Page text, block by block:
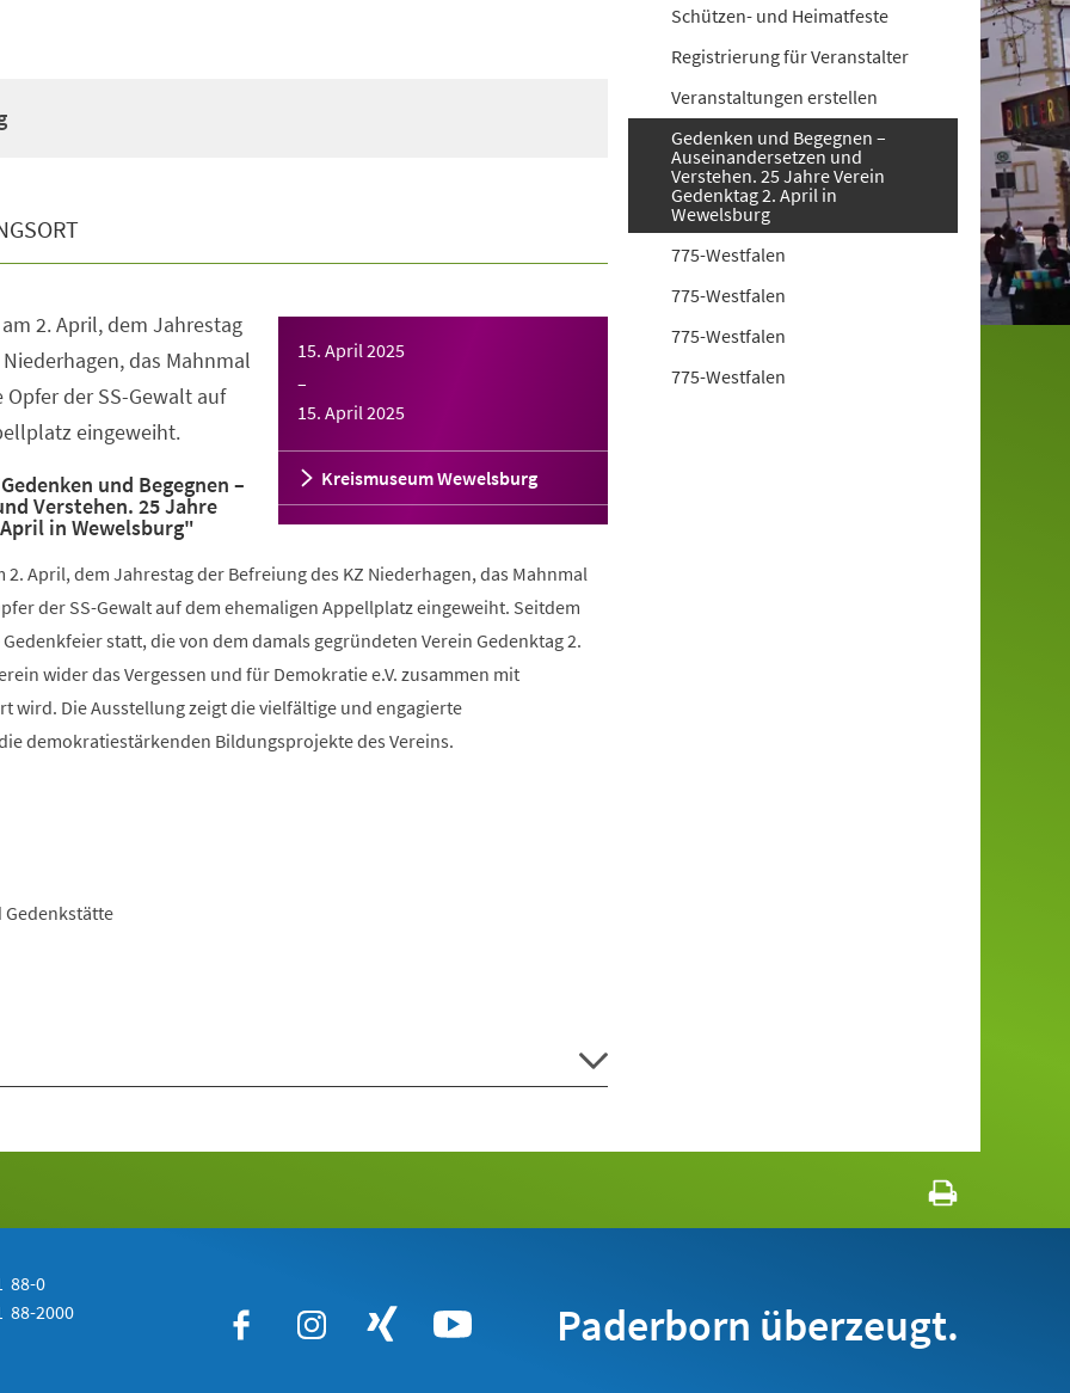
15. April 2025
–
15. April 2025
Kreismuseum Wewelsburg
2. April, dem Jahrestag
das Mahnmal
der SS-Gewalt auf
eingeweiht.
und Begegnen –
Verstehen. 25 Jahre
in Wewelsburg"
2. April, dem Jahrestag der Befreiung des KZ Niederhagen, das Mahnmal
der SS-Gewalt auf dem ehemaligen Appellplatz eingeweiht. Seitdem
statt, die von dem damals gegründeten Verein Gedenktag 2.
wider das Vergessen und für Demokratie e.V. zusammen mit
wird. Die Ausstellung zeigt die vielfältige und engagierte
demokratiestärkenden Bildungsprojekte des Vereins.
Schützen- und Heimatfeste
Registrierung für Veranstalter
Veranstaltungen erstellen
Gedenken und Begegnen –
Auseinandersetzen und
Verstehen. 25 Jahre Verein
Gedenktag 2. April in
Wewelsburg
775-Westfalen
775-Westfalen
775-Westfalen
775-Westfalen
88-0
88-2000 Paderborn überzeugt.